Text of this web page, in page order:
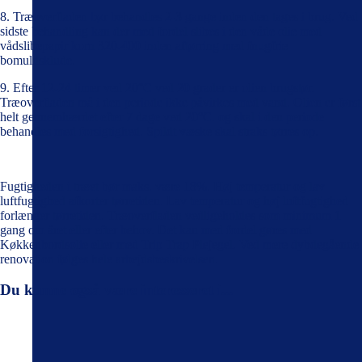
8. Træoverfladen bør behandles 2-3 gange inden den tages i brug. Ved
sidste behandling kan der med fordel slibes i den våde olie med
vådslibepapir korn 320-400 inden aftørring med fnugfrie
bomuldsklude.
9. Efter 12-24 timer ved 20°C ved 20 grader er olien brugstør.
Træoverfladen må i den periode ikke påvirkes med vand. Olien er først
helt gennemhærdet efter 7 dage ved 20°C. og skal i den periode
behandles med forsigtighed. Spildt væske skal straks tørres op.
Fugtigheden i træet bør maks. være 18%. Høj temperatur og lav
luftfugtighed afkorter tørretiden. Lav temperatur og høj luftfugtighed
forlænger tørretiden. Træoverfladen vedligeholdes som minimum 1
gang om året eller efter behov. Det kan med fordel gøres med
Køkkenbordsolie eller med Trip Trap Plejegel. Ved mere dybdegående
renovation følges hele arbejdsbeskrivelsen.
Du kunne også være interesseret i...